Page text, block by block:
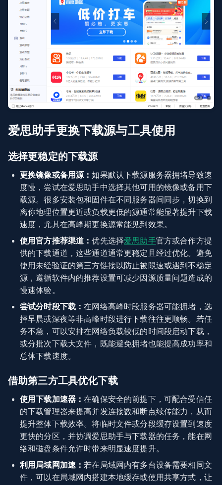
爱思助手更换下载源与工具使用
选择更稳定的下载源
更换镜像或备用源：如果默认下载源服务器拥堵导致速
度慢，尝试在爱思助手中选择其他可用的镜像或备用下
载源。很多安装包和固件在不同服务器间同步，切换到
离你地理位置更近或负载更低的源通常能显著提升下载
速度，尤其在高峰期更换源常能见到效果。
使用官方推荐渠道：优先选择爱思助手官方或合作方提
供的下载通道，这些通道通常更稳定且经过优化。避免
使用未经验证的第三方链接以防止被限速或遇到不稳定
源，遵循软件内的推荐设置可减少因源质量问题造成的
慢速体验。
尝试分时段下载：在网络高峰时段服务器可能拥堵，选
择早晨或深夜等非高峰时段进行下载往往更顺畅。若任
务不急，可以安排在网络负载较低的时间段启动下载，
或分批次下载大文件，既能避免拥堵也能提高成功率和
总体下载速度。
借助第三方工具优化下载
使用下载加速器：在确保安全的前提下，可配合受信任
的下载管理器来提高并发连接数和断点续传能力，从而
提升整体下载效率。将临时文件或分段缓存设置到速度
更快的分区，并协调爱思助手与下载器的任务，能在网
络和磁盘条件允许时带来明显速度提升。
利用局域网加速：若在局域网内有多台设备需要相同文
件，可以在局域网内搭建本地缓存或使用共享方式，让